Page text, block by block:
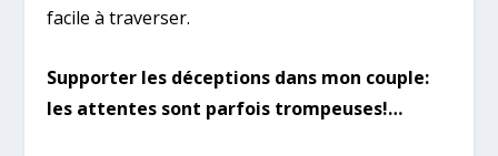
facile à traverser.
Supporter les déceptions dans mon couple:
les attentes sont parfois trompeuses!…